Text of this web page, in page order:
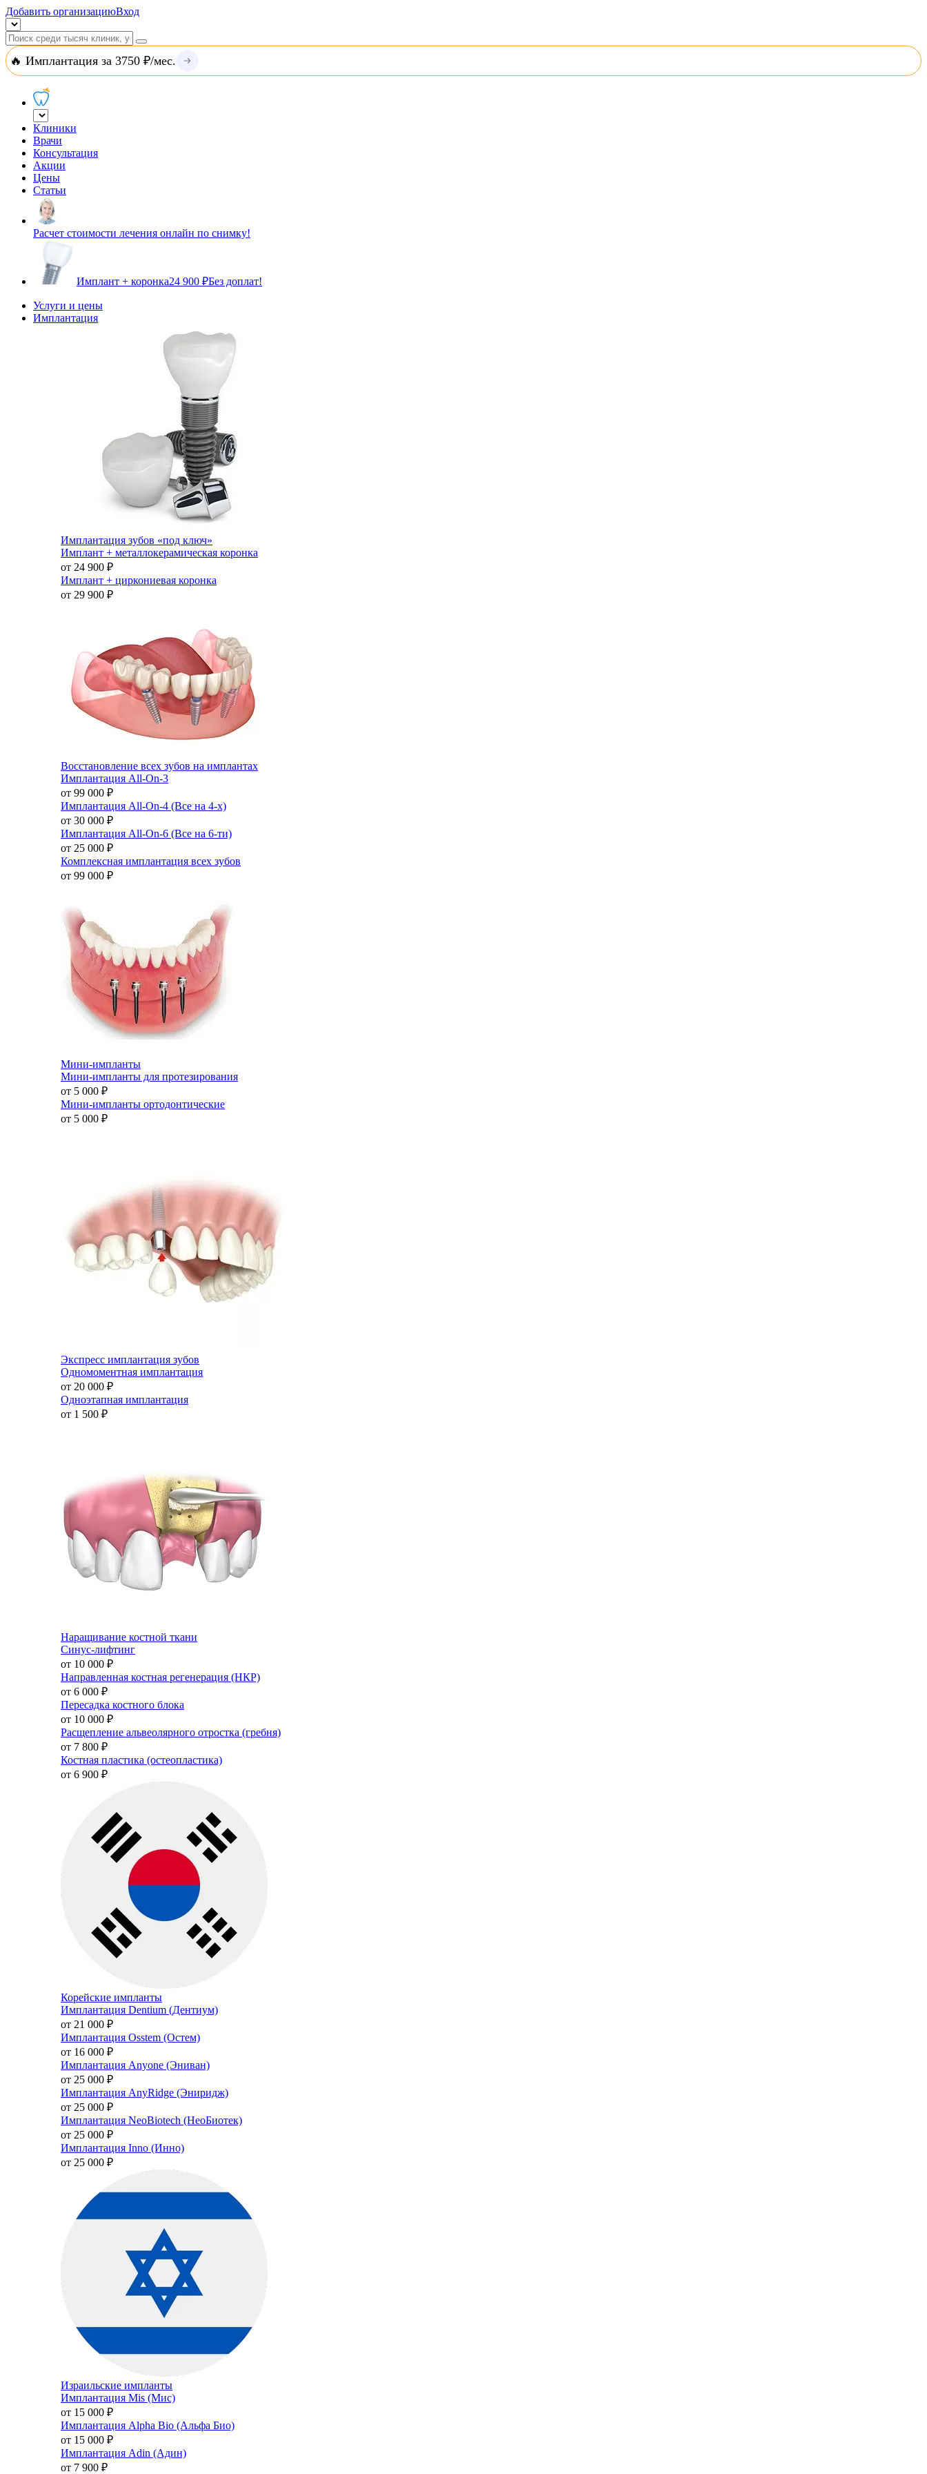
Добавить организациюВход
🔥 Имплантация за 3750 ₽/мес.
Клиники
Врачи
Консультация
Акции
Цены
Статьи
Расчет стоимости лечения онлайн по снимку!
Имплант + коронка24 900 ₽Без доплат!
Услуги и цены
Имплантация
Имплантация зубов «под ключ»
Имплант + металлокерамическая коронка
от 24 900 ₽
Имплант + циркониевая коронка
от 29 900 ₽
Восстановление всех зубов на имплантах
Имплантация All-On-3
от 99 000 ₽
Имплантация All-On-4 (Все на 4-х)
от 30 000 ₽
Имплантация All-On-6 (Все на 6-ти)
от 25 000 ₽
Комплексная имплантация всех зубов
от 99 000 ₽
Мини-импланты
Мини-импланты для протезирования
от 5 000 ₽
Мини-импланты ортодонтические
от 5 000 ₽
Экспресс имплантация зубов
Одномоментная имплантация
от 20 000 ₽
Одноэтапная имплантация
от 1 500 ₽
Наращивание костной ткани
Синус-лифтинг
от 10 000 ₽
Направленная костная регенерация (НКР)
от 6 000 ₽
Пересадка костного блока
от 10 000 ₽
Расщепление альвеолярного отростка (гребня)
от 7 800 ₽
Костная пластика (остеопластика)
от 6 900 ₽
Корейские импланты
Имплантация Dentium (Дентиум)
от 21 000 ₽
Имплантация Osstem (Остем)
от 16 000 ₽
Имплантация Anyone (Эниван)
от 25 000 ₽
Имплантация AnyRidge (Эниридж)
от 25 000 ₽
Имплантация NeoBiotech (НеоБиотек)
от 25 000 ₽
Имплантация Inno (Инно)
от 25 000 ₽
Израильские импланты
Имплантация Mis (Мис)
от 15 000 ₽
Имплантация Alpha Bio (Альфа Био)
от 15 000 ₽
Имплантация Adin (Адин)
от 7 900 ₽